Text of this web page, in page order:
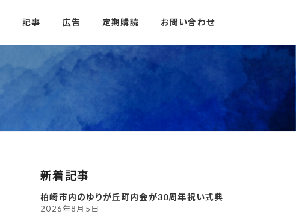
記事 広告 定期購読 お問い合わせ
新着記事
柏崎市内のゆりが丘町内会が30周年祝い式典
2026年8月5日